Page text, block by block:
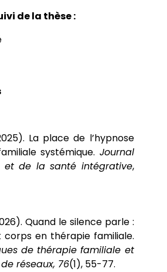
de la thèse :
La place de l’hypnose
systémique. Journal
et de la santé intégrative,
Quand le silence parle :
corps en thérapie familiale.
de thérapie familiale et
réseaux, 76(1), 55-77.